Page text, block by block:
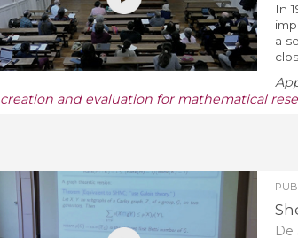
In
a
creation and evaluation for mathematical
De